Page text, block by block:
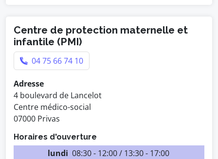
Centre de protection maternelle et
infantile (PMI)
04 75 66 74 10
Adresse
4 boulevard de Lancelot
Centre médico-social
07000 Privas
Horaires d'ouverture
lundi 08:30 - 12:00 / 13:30 - 17:00